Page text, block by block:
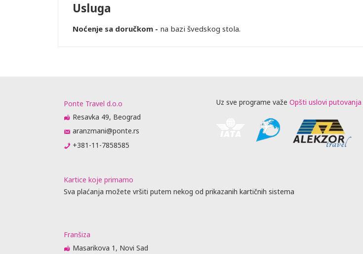
Usluga
Noćenje sa doručkom - na bazi švedskog stola.
Ponte Travel d.o.o
Resavka 49, Beograd
aranzmani@ponte.rs
+381-11-7858585
Uz sve programe važe Opšti uslovi putovanja
Kartice koje primamo
Sva plaćanja možete vršiti putem nekog od prikazanih kartičnih sistema
Franšiza
Masarikova 1, Novi Sad